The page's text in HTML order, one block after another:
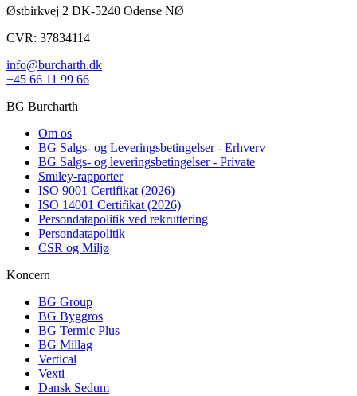
Østbirkvej 2 DK-5240 Odense NØ
CVR: 37834114
info@burcharth.dk
+45 66 11 99 66
BG Burcharth
Om os
BG Salgs- og Leveringsbetingelser - Erhverv
BG Salgs- og leveringsbetingelser - Private
Smiley-rapporter
ISO 9001 Certifikat (2026)
ISO 14001 Certifikat (2026)
Persondatapolitik ved rekruttering
Persondatapolitik
CSR og Miljø
Koncern
BG Group
BG Byggros
BG Termic Plus
BG Millag
Vertical
Vexti
Dansk Sedum